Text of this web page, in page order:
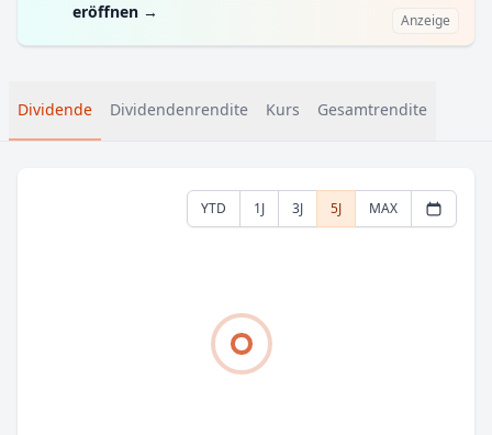
eröffnen → Anzeige
Dividende Dividendenrendite Kurs Gesamtrendite
YTD 1J 3J 5J MAX